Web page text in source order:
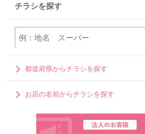
チラシを探す
都道府県からチラシを探す
お店の名前からチラシを探す